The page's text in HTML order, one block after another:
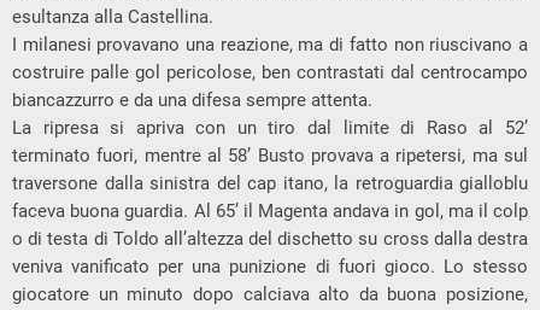
esultanza alla Castellina.
I milanesi provavano una reazione, ma di fatto non riuscivano a
costruire palle gol pericolose, ben contrastati dal centrocampo
biancazzurro e da una difesa sempre attenta.
La ripresa si apriva con un tiro dal limite di Raso al 52’
terminato fuori, mentre al 58’ Busto provava a ripetersi, ma sul
traversone dalla sinistra del cap itano, la retroguardia gialloblu
faceva buona guardia. Al 65’ il Magenta andava in gol, ma il colp
o di testa di Toldo all’altezza del dischetto su cross dalla destra
veniva vanificato per una punizione di fuori gioco. Lo stesso
giocatore un minuto dopo calciava alto da buona posizione,